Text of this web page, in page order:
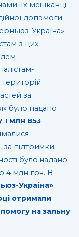
Їх мешканці
допомоги.
Україна»
з цих
за
було надано
1 млн 853
підтримки
було надано
4 млн грн. В
Україна»
отримали
на зальну